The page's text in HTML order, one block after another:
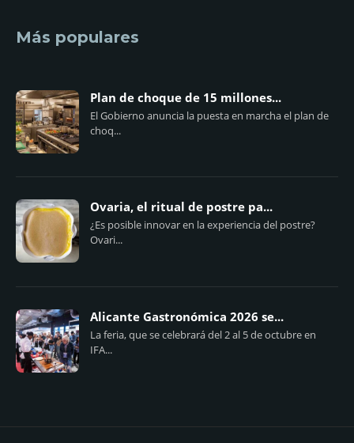
Más populares
Plan de choque de 15 millones...
El Gobierno anuncia la puesta en marcha el plan de
choq...
Ovaria, el ritual de postre pa...
¿Es posible innovar en la experiencia del postre?
Ovari...
Alicante Gastronómica 2026 se...
La feria, que se celebrará del 2 al 5 de octubre en
IFA...